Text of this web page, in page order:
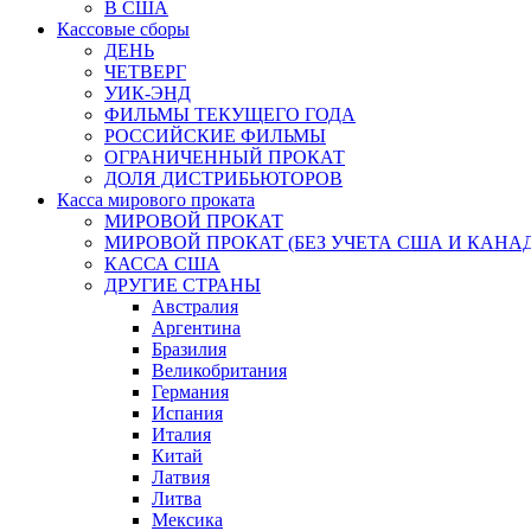
В США
Кассовые сборы
ДЕНЬ
ЧЕТВЕРГ
УИК-ЭНД
ФИЛЬМЫ ТЕКУЩЕГО ГОДА
РОССИЙСКИЕ ФИЛЬМЫ
ОГРАНИЧЕННЫЙ ПРОКАТ
ДОЛЯ ДИСТРИБЬЮТОРОВ
Касса мирового проката
МИРОВОЙ ПРОКАТ
МИРОВОЙ ПРОКАТ (БЕЗ УЧЕТА США И
КАССА США
ДРУГИЕ СТРАНЫ
Австралия
Аргентина
Бразилия
Великобритания
Германия
Испания
Италия
Китай
Латвия
Литва
Мексика